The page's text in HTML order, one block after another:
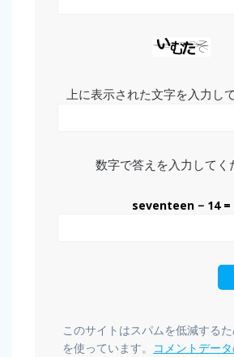
上に表示された文字を入力し
数字で答えを入力してく
seventeen − 14 =
このサイトはスパムを低減する
を使っています。 コメントデー